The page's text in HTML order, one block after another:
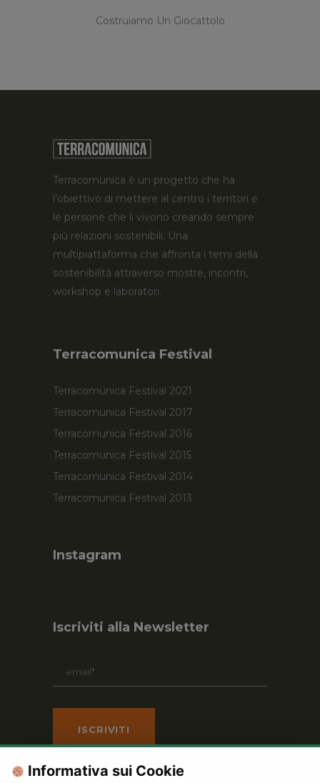
Informativa sui Cookie
Costruiamo Un Giocattolo
Terracomunica è un progetto che ha
l’obiettivo di mettere al centro i territori e
le persone che li vivono creando sempre
più relazioni sostenibili. Una
multipiattaforma che affronta i temi della
sostenibilità attraverso mostre, incontri,
workshop e laboratori.
Terracomunica Festival
Terracomunica Festival 2021
Terracomunica Festival 2017
Terracomunica Festival 2016
Terracomunica Festival 2015
Terracomunica Festival 2014
Terracomunica Festival 2013
Instagram
Iscriviti alla Newsletter